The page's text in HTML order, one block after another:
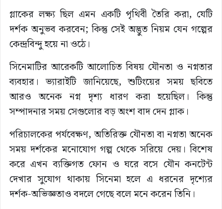
গ্লাকের লক্ষ্য ছিল এমন একটি পৃথিবী তৈরি করা, যেটি
দর্শক অনুভব করবেন; কিন্তু সেই অদ্ভুত নিয়ম যেন গল্পের
কেন্দ্রবিন্দু হয়ে না ওঠে।
সিনেমাটির আরেকটি আলোচিত বিষয় যৌনতা ও নগ্নতার
ব্যবহার। ভ্যারাইটি জানিয়েছে, শুটিংয়ের সময় ছবিতে
আরও অনেক নগ্ন দৃশ্য ধারণ করা হয়েছিল। কিন্তু
সম্পাদনার সময় সেগুলোর বড় অংশ বাদ দেন গ্লাক।
পরিচালকের পর্যবেক্ষণ, অতিরিক্ত যৌনতা বা নগ্নতা অনেক
সময় দর্শকের মনোযোগ গল্প থেকে সরিয়ে দেয়। বিশেষ
করে এখন ব্যক্তিগত ফোন ও ঘরে বসে যৌন কনটেন্ট
দেখার সুযোগ থাকায় সিনেমা হলে এ ধরনের দৃশ্যের
দর্শক-অভিজ্ঞতাও বদলে গেছে বলে মনে করেন তিনি।